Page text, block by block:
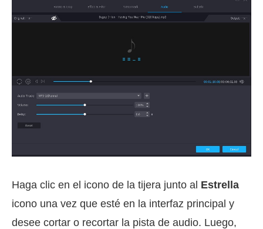
Haga clic en el icono de la tijera junto al Estrella
icono una vez que esté en la interfaz principal y
desee cortar o recortar la pista de audio. Luego,